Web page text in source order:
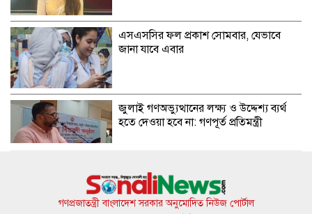
এসএসসির ফল প্রকাশ সোমবার, যেভাবে
জানা যাবে এবার
জুলাই গণঅভ্যুত্থানের লক্ষ্য ও উদ্দেশ্য ব্যর্থ
হতে দেওয়া হবে না: গণপূর্ত প্রতিমন্ত্রী
বিমানবন্দরে ভিআইপি-সিআইপিদেরও তল্লাশির
সিদ্ধান্ত
গণপ্রজাতন্ত্রী বাংলাদেশ সরকার অনুমোদিত নিউজ পোর্টাল